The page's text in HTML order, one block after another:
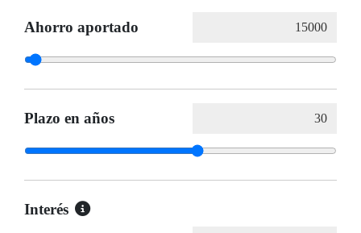
Ahorro aportado
Plazo en años
Interés